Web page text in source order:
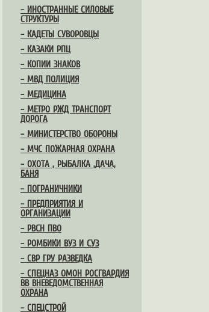
– ИНОСТРАННЫЕ СИЛОВЫЕ
СТРУКТУРЫ
– КАДЕТЫ СУВОРОВЦЫ
– КАЗАКИ РПЦ
– КОПИИ ЗНАКОВ
– МВД ПОЛИЦИЯ
– МЕДИЦИНА
– МЕТРО РЖД ТРАНСПОРТ
ДОРОГА
– МИНИСТЕРСТВО ОБОРОНЫ
– МЧС ПОЖАРНАЯ ОХРАНА
– ОХОТА , РЫБАЛКА ,ДАЧА,
БАНЯ
– ПОГРАНИЧНИКИ
– ПРЕДПРИЯТИЯ И
ОРГАНИЗАЦИИ
– РВСН ПВО
– РОМБИКИ ВУЗ И СУЗ
– СВР ГРУ РАЗВЕДКА
– СПЕЦНАЗ ОМОН РОСГВАРДИЯ
ВВ ВНЕВЕДОМСТВЕННАЯ
ОХРАНА
– СПЕЦСТРОЙ